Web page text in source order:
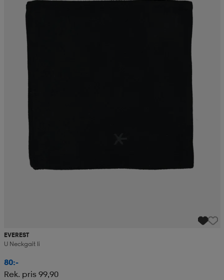
EVEREST
U Neckgait Ii
80:-
Rek. pris 99,90